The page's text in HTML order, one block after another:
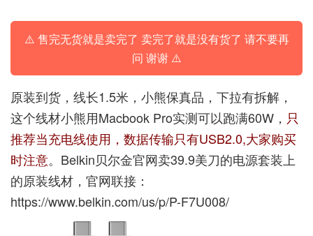
⚠️ 售完无货就是卖完了 卖完了就是没有货了 请不要再
问 谢谢 ⚠️
原装到货，线长1.5米，小熊保真品，下拉有拆解，
这个线材小熊用Macbook Pro实测可以跑满60W， 只
推荐当充电线使用，数据传输只有USB2.0,大家购买
时注意。Belkin贝尔金官网卖39.9美刀的电源套装上
的原装线材，官网联接：
https://www.belkin.com/us/p/P-F7U008/